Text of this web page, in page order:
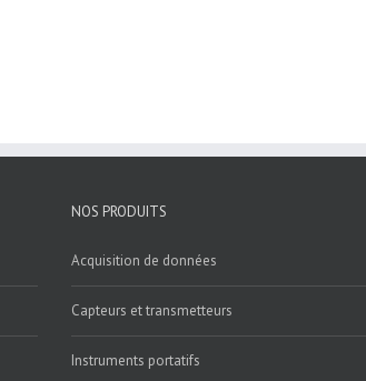
NOS PRODUITS
Acquisition de données
Capteurs et transmetteurs
Instruments portatifs